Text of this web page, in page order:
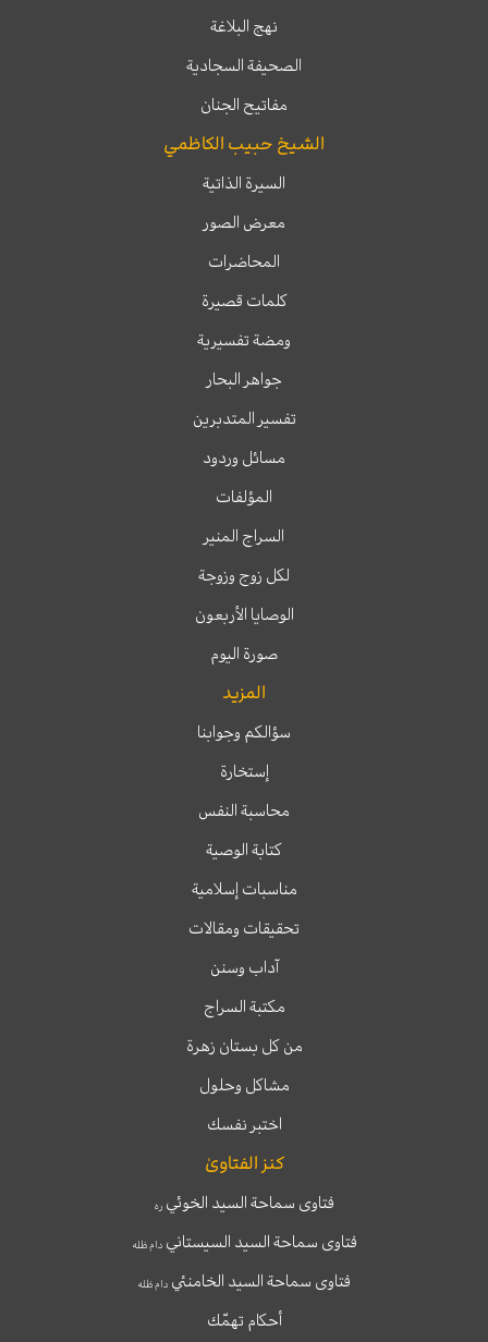
نهج البلاغة
الصحيفة السجادية
مفاتيح الجنان
الشيخ حبيب الكاظمي
السيرة الذاتية
معرض الصور
المحاضرات
كلمات قصيرة
ومضة تفسيرية
جواهر البحار
تفسير المتدبرين
مسائل وردود
المؤلفات
السراج المنير
لكل زوج وزوجة
الوصايا الأربعون
صورة اليوم
المزيد
سؤالكم وجوابنا
إستخارة
محاسبة النفس
كتابة الوصية
مناسبات إسلامية
تحقيقات ومقالات
آداب وسنن
مكتبة السراج
من كل بستان زهرة
مشاكل وحلول
اختبر نفسك
كنز الفتاوىٰ
فتاوى سماحة السيد الخوئيره
فتاوى سماحة السيد السيستانيدام ظله
فتاوى سماحة السيد الخامنئي دام ظله
أحكام تهمّك